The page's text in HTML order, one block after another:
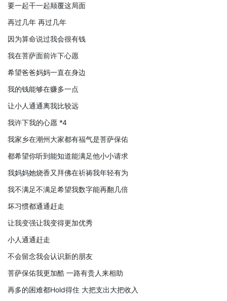
要一起干一起颠覆这局面
再过几年 再过几年
因为算命说过我会很有钱
我在菩萨面前许下心愿
希望爸爸妈妈一直在身边
我的钱能够在赚多一点
让小人通通离我比较远
我许下我的心愿 *4
我家乡在潮州大家都有福气是菩萨保佑
都希望你听到能知道能满足他小小请求
我妈妈她烧香又拜佛在祈祷我年轻有为
我不满足不满足希望我数字能再翻几倍
坏习惯都通通赶走
让我变强让我变得更加优秀
小人通通赶走
不会留念我会认识新的朋友
菩萨保佑我更加酷 一路有贵人来相助
再多的困难都Hold得住 大把支出大把收入